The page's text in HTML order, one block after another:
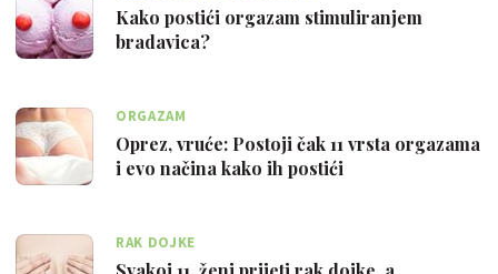
Kako postići orgazam stimuliranjem
bradavica?
ORGAZAM
Oprez, vruće: Postoji čak 11 vrsta orgazama
i evo načina kako ih postići
RAK DOJKE